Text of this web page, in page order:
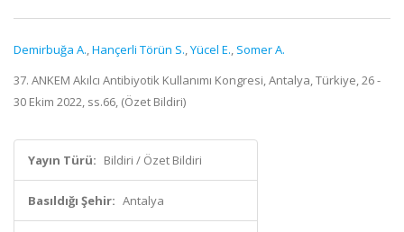
Demirbuğa A.,Hançerli Törün S.,Yücel E., Somer A.
37. ANKEM Akılcı Antibiyotik Kullanımı Kongresi, Antalya, Türkiye, 26 -
30 Ekim 2022, ss.66, (Özet Bildiri)
Yayın Türü: Bildiri / Özet Bildiri
Basıldığı Şehir: Antalya